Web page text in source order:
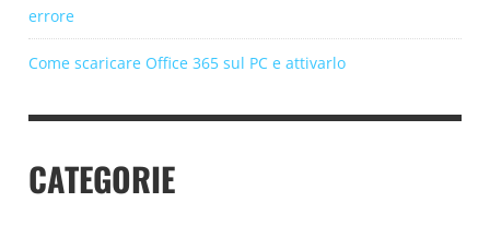
errore
Come scaricare Office 365 sul PC e attivarlo
CATEGORIE